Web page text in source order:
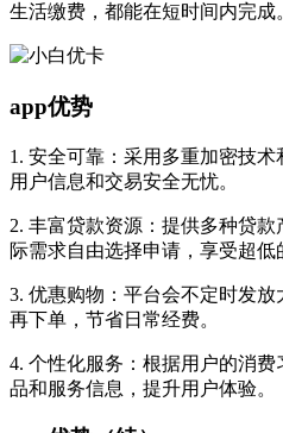
生活缴费，都能在短时间内完成
app优势
1. 安全可靠：采用多重加密技
用户信息和交易安全无忧。
2. 丰富贷款资源：提供多种贷
际需求自由选择申请，享受超低
3. 优惠购物：平台会不定时发放
再下单，节省日常经费。
4. 个性化服务：根据用户的消
品和服务信息，提升用户体验。